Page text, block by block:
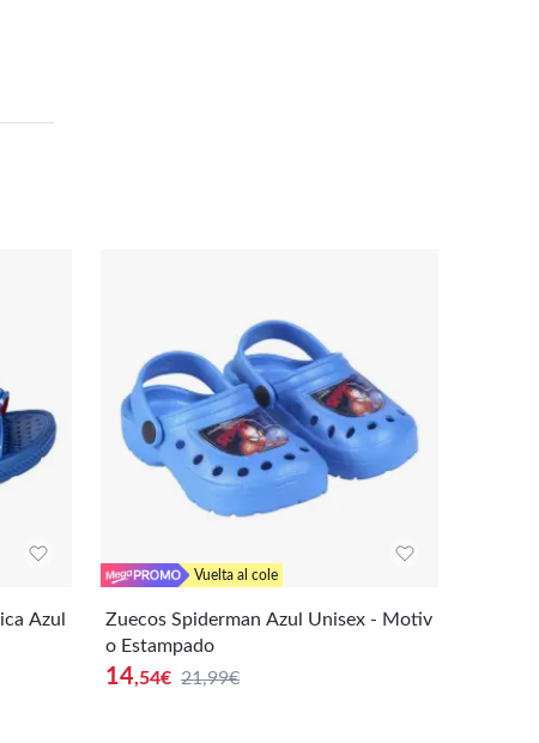
Azul
Vuelta al cole
Zuecos Spiderman Azul Unisex - Motiv
o Estampado
14,54€ 21,99€